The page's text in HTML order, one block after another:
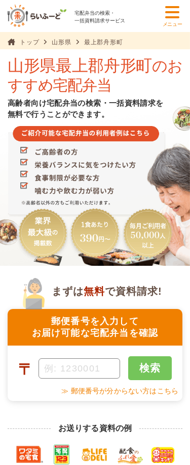
宅配弁当の検索・
一括資料請求サービス
メニュー
トップ 山形県 最上郡舟形町
山形県最上郡舟形町のお
すすめ宅配弁当
高齢者向け宅配弁当の検索・一括資料請求を
無料で行うことができます。
郵便番号を入力して
お届け可能な宅配弁当を確認
まずは無料で資料請求!
〒 検索
≫ 郵便番号が分からない方はこちら
お送りする資料の例